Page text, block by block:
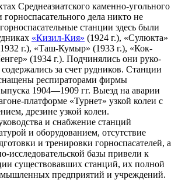
Среднеазиатского камен­но-угольного
горноспасатель­ного дела никто не
станции здесь были
«Кизил-Кия» (1924 г.), «Сулюкта»
г.), «Таш-Кумыр» (1933 г.), «Кок-
(1934 г.). Подчинялись они руко­
за счет рудников. Станции
респиратора­ми фирмы
1904—1909 гг. Выезд на аварии
плат­форме «Турнет» узкой колеи с
дрезине узкой колеи.
и снабжение стан­ций
и оборудованием, отсутствие
и трениров­ки горноспасателей, а
иссле­довательской базы привели к
существовавших станций, их полной
предприятий и учреждений.